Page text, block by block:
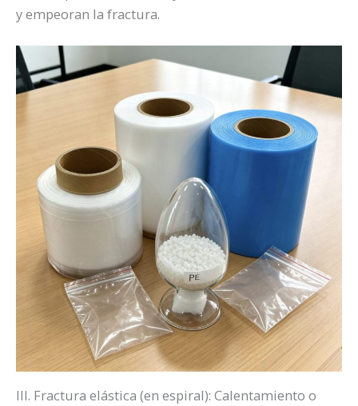
y empeoran la fractura.
III. Fractura elástica (en espiral): Calentamiento o